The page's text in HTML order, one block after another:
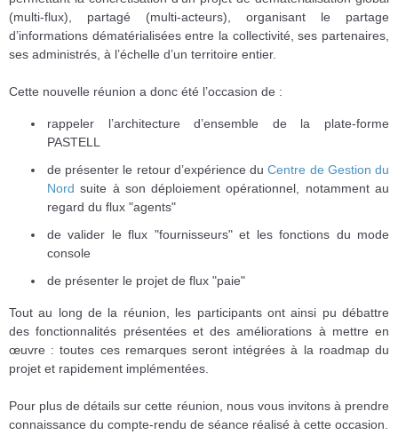
(multi-flux), partagé (multi-acteurs), organisant le partage
d’informations dématérialisées entre la collectivité, ses partenaires,
ses administrés, à l’échelle d’un territoire entier.
Cette nouvelle réunion a donc été l’occasion de :
rappeler l’architecture d’ensemble de la plate-forme
PASTELL
de présenter le retour d’expérience duCentre de Gestion du
Nord suite à son déploiement opérationnel, notamment au
regard du flux "agents"
de valider le flux "fournisseurs" et les fonctions du mode
console
de présenter le projet de flux "paie"
Tout au long de la réunion, les participants ont ainsi pu débattre
des fonctionnalités présentées et des améliorations à mettre en
œuvre : toutes ces remarques seront intégrées à la roadmap du
projet et rapidement implémentées.
Pour plus de détails sur cette réunion, nous vous invitons à prendre
connaissance du compte-rendu de séance réalisé à cette occasion.